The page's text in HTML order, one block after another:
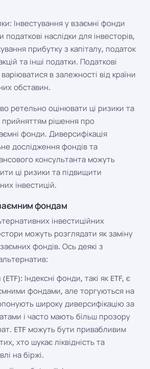
Інвестування у взаємні фонди
наслідки для інвесторів,
прибутку з капіталу, податок
та інші податки. Податкові
в залежності від країни
обставин.
ретельно оцінювати ці ризики та
прийняттям рішення про
фонди. Диверсифікація
дослідження фондів та
консультанта можуть
ці ризики та підвищити
інвестицій.
фондам
інвестиційних
можуть розглядати як заміну
фондів. Ось деякі з
Індексні фонди, такі як ETF, є
фондами, але торгуються на
широку диверсифікацію за
і часто мають більш прозору
ETF можуть бути привабливим
хто шукає ліквідність та
на біржі.